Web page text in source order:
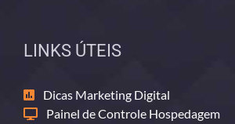
LINKS ÚTEIS
Dicas Marketing Digital
Painel de Controle Hospedagem